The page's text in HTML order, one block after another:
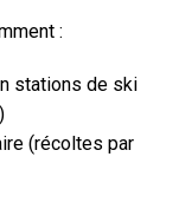
:
stations de ski
(récoltes par